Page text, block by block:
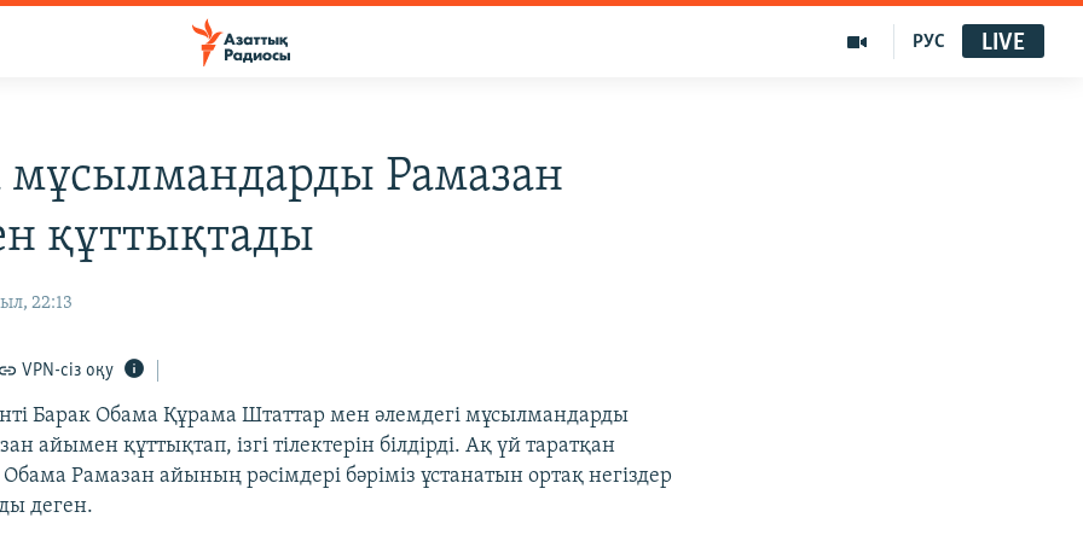
РУС LIVE
мұсылмандарды Рамазан
құттықтады
22:13
VPN-сіз оқу
Барак Обама Құрама Штаттар мен әлемдегі мұсылмандарды
айымен құттықтап, ізгі тілектерін білдірді. Ақ үй таратқан
Рамазан айының рәсімдері бәріміз ұстанатын ортақ негіздер
деген.